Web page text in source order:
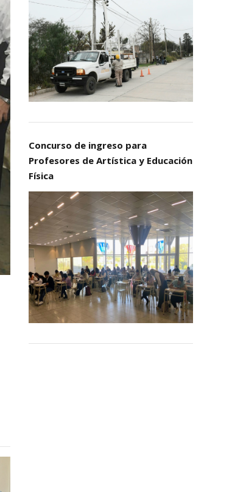
Concurso de ingreso para
Profesores de Artística y Educación
Física